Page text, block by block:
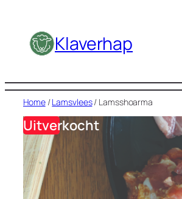
inhoud
Klaverhap
Home/Lamsvlees/ Lamsshoarma
Uitverkocht